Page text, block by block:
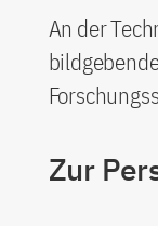
An der
Zur